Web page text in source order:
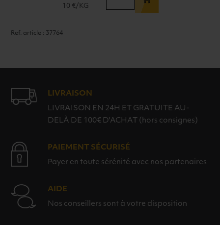
10 €/KG
Ref. article : 37764
LIVRAISON
LIVRAISON EN 24H ET GRATUITE AU-
DELÀ DE 100€ D'ACHAT (hors consignes)
PAIEMENT SÉCURISÉ
Payer en toute sérénité avec nos partenaires
AIDE
Nos conseillers sont à votre disposition